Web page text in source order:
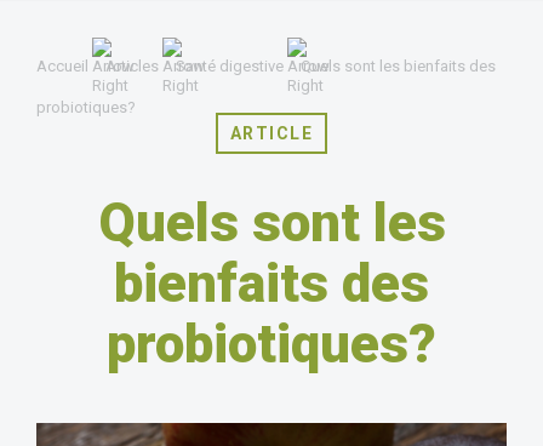
Accueil Articles Santé digestive Quels sont les bienfaits des
probiotiques?
ARTICLE
Quels sont les
bienfaits des
probiotiques?